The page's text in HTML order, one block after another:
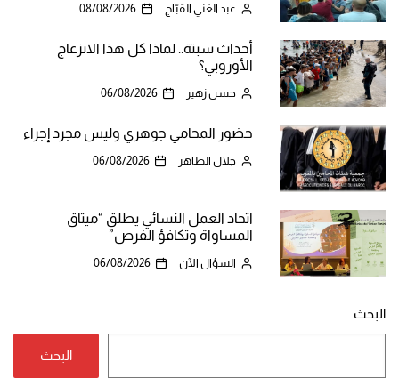
عبد الغني القبّاج 08/08/2026
أحداث سبتة.. لماذا كل هذا الانزعاج
الأوروبي؟
حسن زهير 06/08/2026
حضور المحامي جوهري وليس مجرد إجراء
جلال الطاهر 06/08/2026
اتحاد العمل النسائي يطلق “ميثاق
المساواة وتكافؤ الفرص”
السؤال الآن 06/08/2026
البحث
البحث